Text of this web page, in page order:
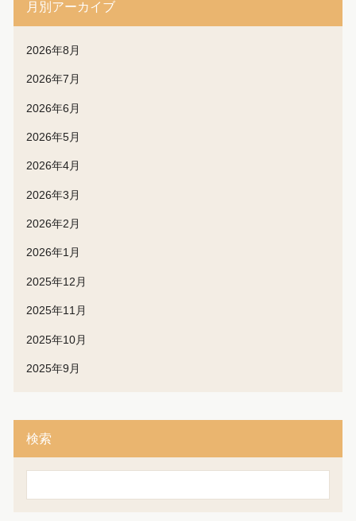
月別アーカイブ
2026年8月
2026年7月
2026年6月
2026年5月
2026年4月
2026年3月
2026年2月
2026年1月
2025年12月
2025年11月
2025年10月
2025年9月
検索